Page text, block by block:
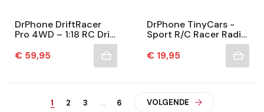
DrPhone DriftRacer
Pro 4WD – 1:18 RC Drift
Auto Met Waterspray,
Hand-Horloge
Besturing &...
Prijs
€ 59,95
DrPhone TinyCars -
Sport R/C Racer Radio
Besturing - 20 KM/H -
RC Micro Racing
Bestuurbare Auto...
Prijs
€ 19,95
1 2 3 … 6 VOLGENDE